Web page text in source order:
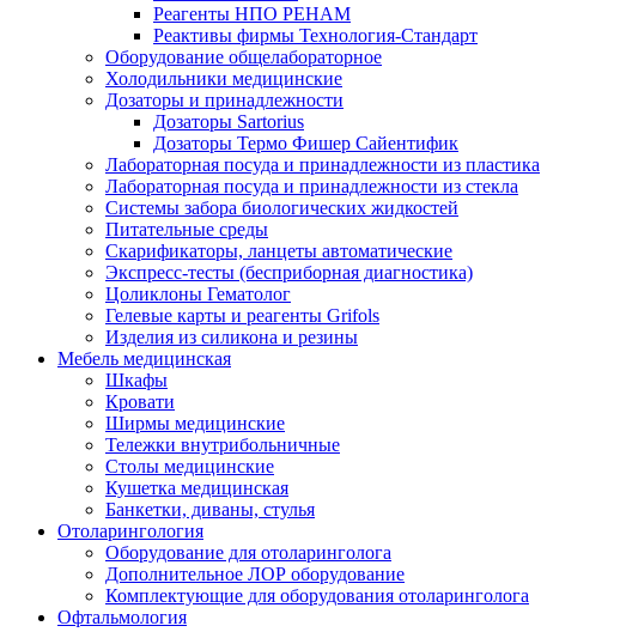
Реагенты НПО РЕНАМ
Реактивы фирмы Технология-Стандарт
Оборудование общелабораторное
Холодильники медицинские
Дозаторы и принадлежности
Дозаторы Sartorius
Дозаторы Термо Фишер Сайентифик
Лабораторная посуда и принадлежности из пластика
Лабораторная посуда и принадлежности из стекла
Системы забора биологических жидкостей
Питательные среды
Скарификаторы, ланцеты автоматические
Экспресс-тесты (бесприборная диагностика)
Цоликлоны Гематолог
Гелевые карты и реагенты Grifols
Изделия из силикона и резины
Мебель медицинская
Шкафы
Кровати
Ширмы медицинские
Тележки внутрибольничные
Столы медицинские
Кушетка медицинская
Банкетки, диваны, стулья
Отоларингология
Оборудование для отоларинголога
Дополнительное ЛОР оборудование
Комплектующие для оборудования отоларинголога
Офтальмология